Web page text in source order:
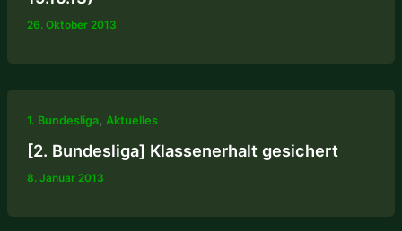
26. Oktober 2013
1. Bundesliga, Aktuelles
[2. Bundesliga] Klassenerhalt gesichert
8. Januar 2013